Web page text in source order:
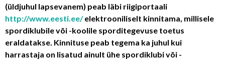
(üldjuhul lapsevanem) peab läbi riigiportaali
http://www.eesti.ee/elektrooniliselt kinnitama, millisele
spordiklubile või -koolile sporditegevuse toetus
eraldatakse. Kinnituse peab tegema ka juhul kui
harrastaja on lisatud ainult ühe spordiklubi või -